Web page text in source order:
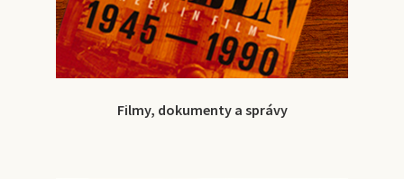
Filmy, dokumenty a správy